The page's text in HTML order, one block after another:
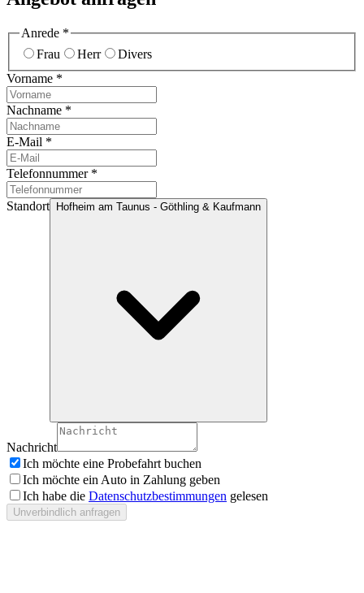
Anrede *
Frau
Herr
Divers
Vorname *
Nachname *
E-Mail *
Telefonnummer*
Standort Hofheim am Taunus - Göthling & Kaufmann
Nachricht
Ich möchte eine Probefahrt buchen
Ich möchte ein Auto in Zahlung geben
Ich habe die Datenschutzbestimmungen gelesen
Unverbindlich anfragen